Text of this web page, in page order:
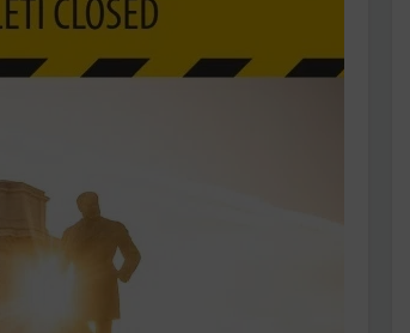
után az egyetemi városokban
nem Krisztust szépítette meg: minket leplezett le
a Tetris boldogabbá tesz, mint a szerelem
Létezik tökéletes élet: Truman is elhitte
a zseni, aki belenézett a saját koponyájába